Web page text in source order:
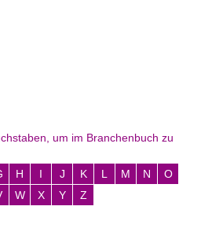
um im Branchenbuch zu
H I J K L M N
O
W X Y Z